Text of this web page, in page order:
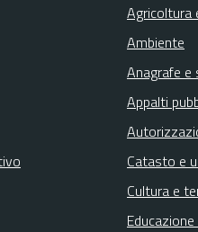
Agricoltura
Ambiente
Anagrafe
Appalti
Catasto e
Cultura e